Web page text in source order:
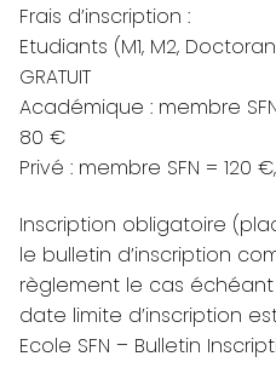
Frais d’inscription :
Etudiants (M1, M2,
GRATUIT
Académique : membre
80 €
Privé : membre SFN = 120
Inscription obligatoire
le bulletin d’inscription
règlement le cas échéant
date limite d’inscription
Ecole SFN – Bulletin